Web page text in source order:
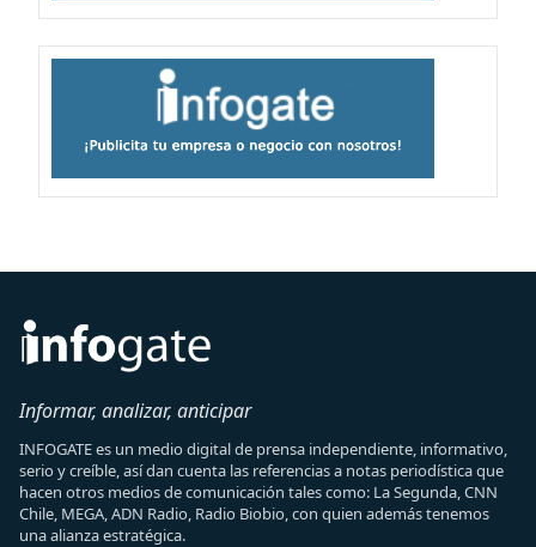
Informar, analizar, anticipar
INFOGATE es un medio digital de prensa independiente, informativo,
serio y creíble, así dan cuenta las referencias a notas periodística que
hacen otros medios de comunicación tales como: La Segunda, CNN
Chile, MEGA, ADN Radio, Radio Biobio, con quien además tenemos
una alianza estratégica.